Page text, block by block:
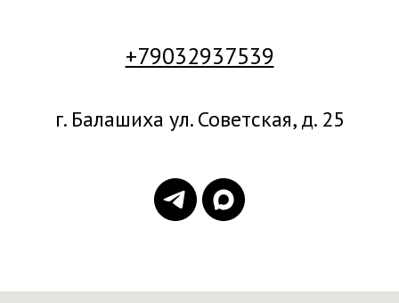
+79032937539
г. Балашиха ул. Советская, д. 25